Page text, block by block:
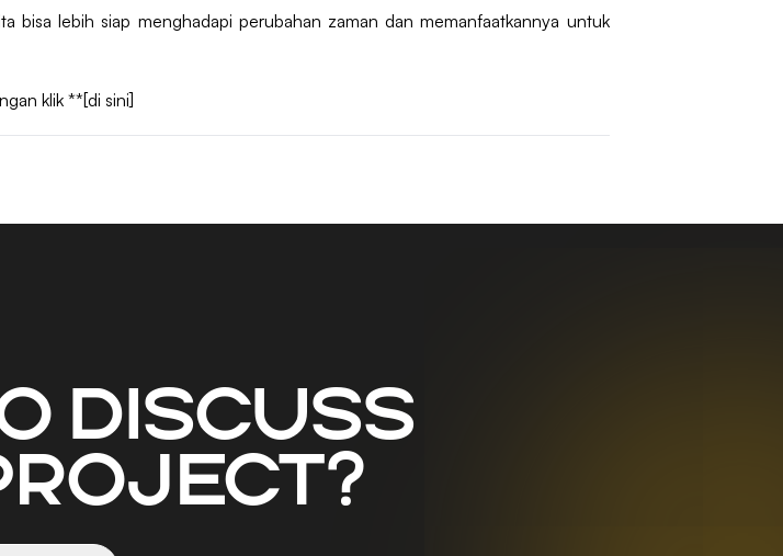
bisa lebih siap menghadapi perubahan zaman dan memanfaatkannya untuk
klik **[di sini]
discuss